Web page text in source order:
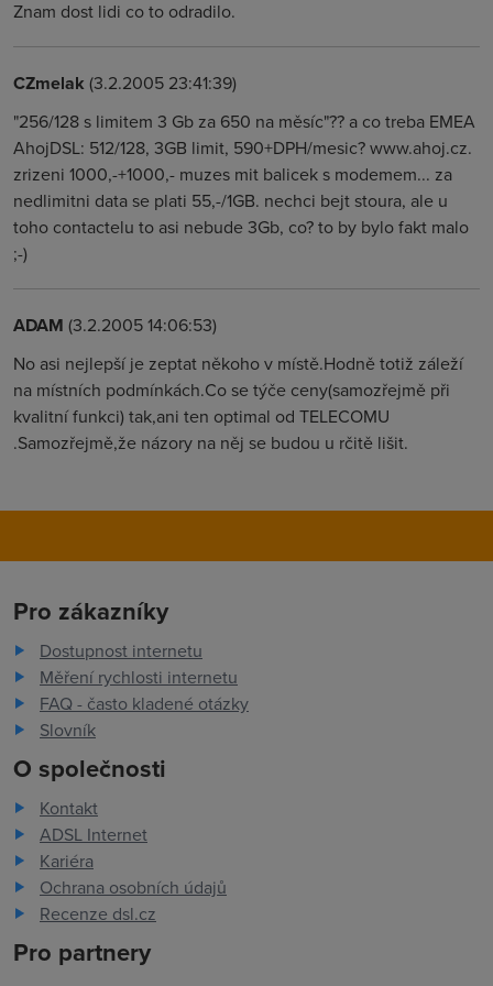
Znam dost lidi co to odradilo.
CZmelak (3.2.2005 23:41:39)
"256/128 s limitem 3 Gb za 650 na měsíc"?? a co treba EMEA
AhojDSL: 512/128, 3GB limit, 590+DPH/mesic? www.ahoj.cz.
zrizeni 1000,-+1000,- muzes mit balicek s modemem... za
nedlimitni data se plati 55,-/1GB. nechci bejt stoura, ale u
toho contactelu to asi nebude 3Gb, co? to by bylo fakt malo
;-)
ADAM (3.2.2005 14:06:53)
No asi nejlepší je zeptat někoho v místě.Hodně totiž záleží
na místních podmínkách.Co se týče ceny(samozřejmě při
kvalitní funkci) tak,ani ten optimal od TELECOMU
.Samozřejmě,že názory na něj se budou u rčitě lišit.
Pro zákazníky
Dostupnost internetu
Měření rychlosti internetu
FAQ - často kladené otázky
Slovník
O společnosti
Kontakt
ADSL Internet
Kariéra
Ochrana osobních údajů
Recenze dsl.cz
Pro partnery